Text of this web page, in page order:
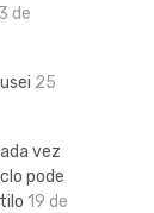
3 de
25
vez
pode
19 de